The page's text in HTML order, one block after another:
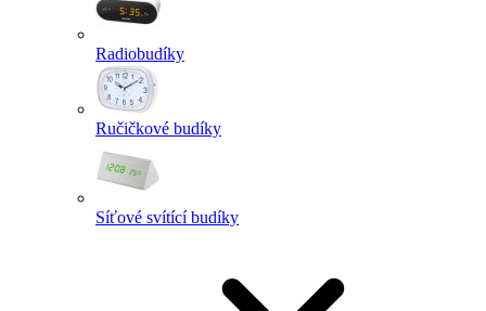
Radiobudíky
Ručičkové budíky
Síťové svítící budíky